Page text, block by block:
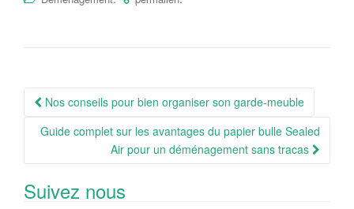
Navigation
Article
Nos conseils pour bien organiser son garde-meuble
Guide complet sur les avantages du papier bulle Sealed
Air pour un déménagement sans tracas
Suivez nous